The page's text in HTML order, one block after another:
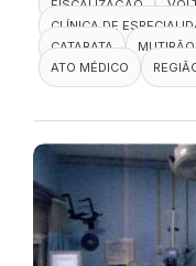
FISCALIZAÇÃO
CLÍNICA DE
CATARATA
MUTIRÃO
ATO MÉDICO